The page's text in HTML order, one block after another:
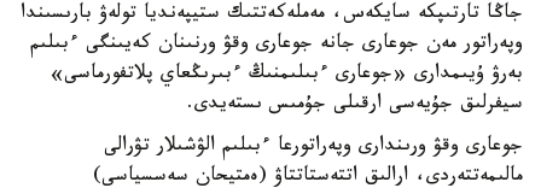
جاڭا تارتىپكە سايكەس، مەملەكەتتىك ستيپەنديا تولەۋ بارىسىندا
وپەراتور مەن جوعارى جانە جوعارى وقۋ ورنىنان كەيىنگى ءبىلىم
بەرۋ ۇيىمدارى «جوعارى ءبىلىمنىڭ ءبىرىڭعاي پلاتفورماسى»
سيفرلىق جۇيەسى ارقىلى جۇمىس ىستەيدى.
جوعارى وقۋ ورىندارى وپەراتورعا ءبىلىم الۋشىلار تۋرالى
مالىمەتتەردى، ارالىق اتتەستاتتاۋ (ەمتيحان سەسسياسى)